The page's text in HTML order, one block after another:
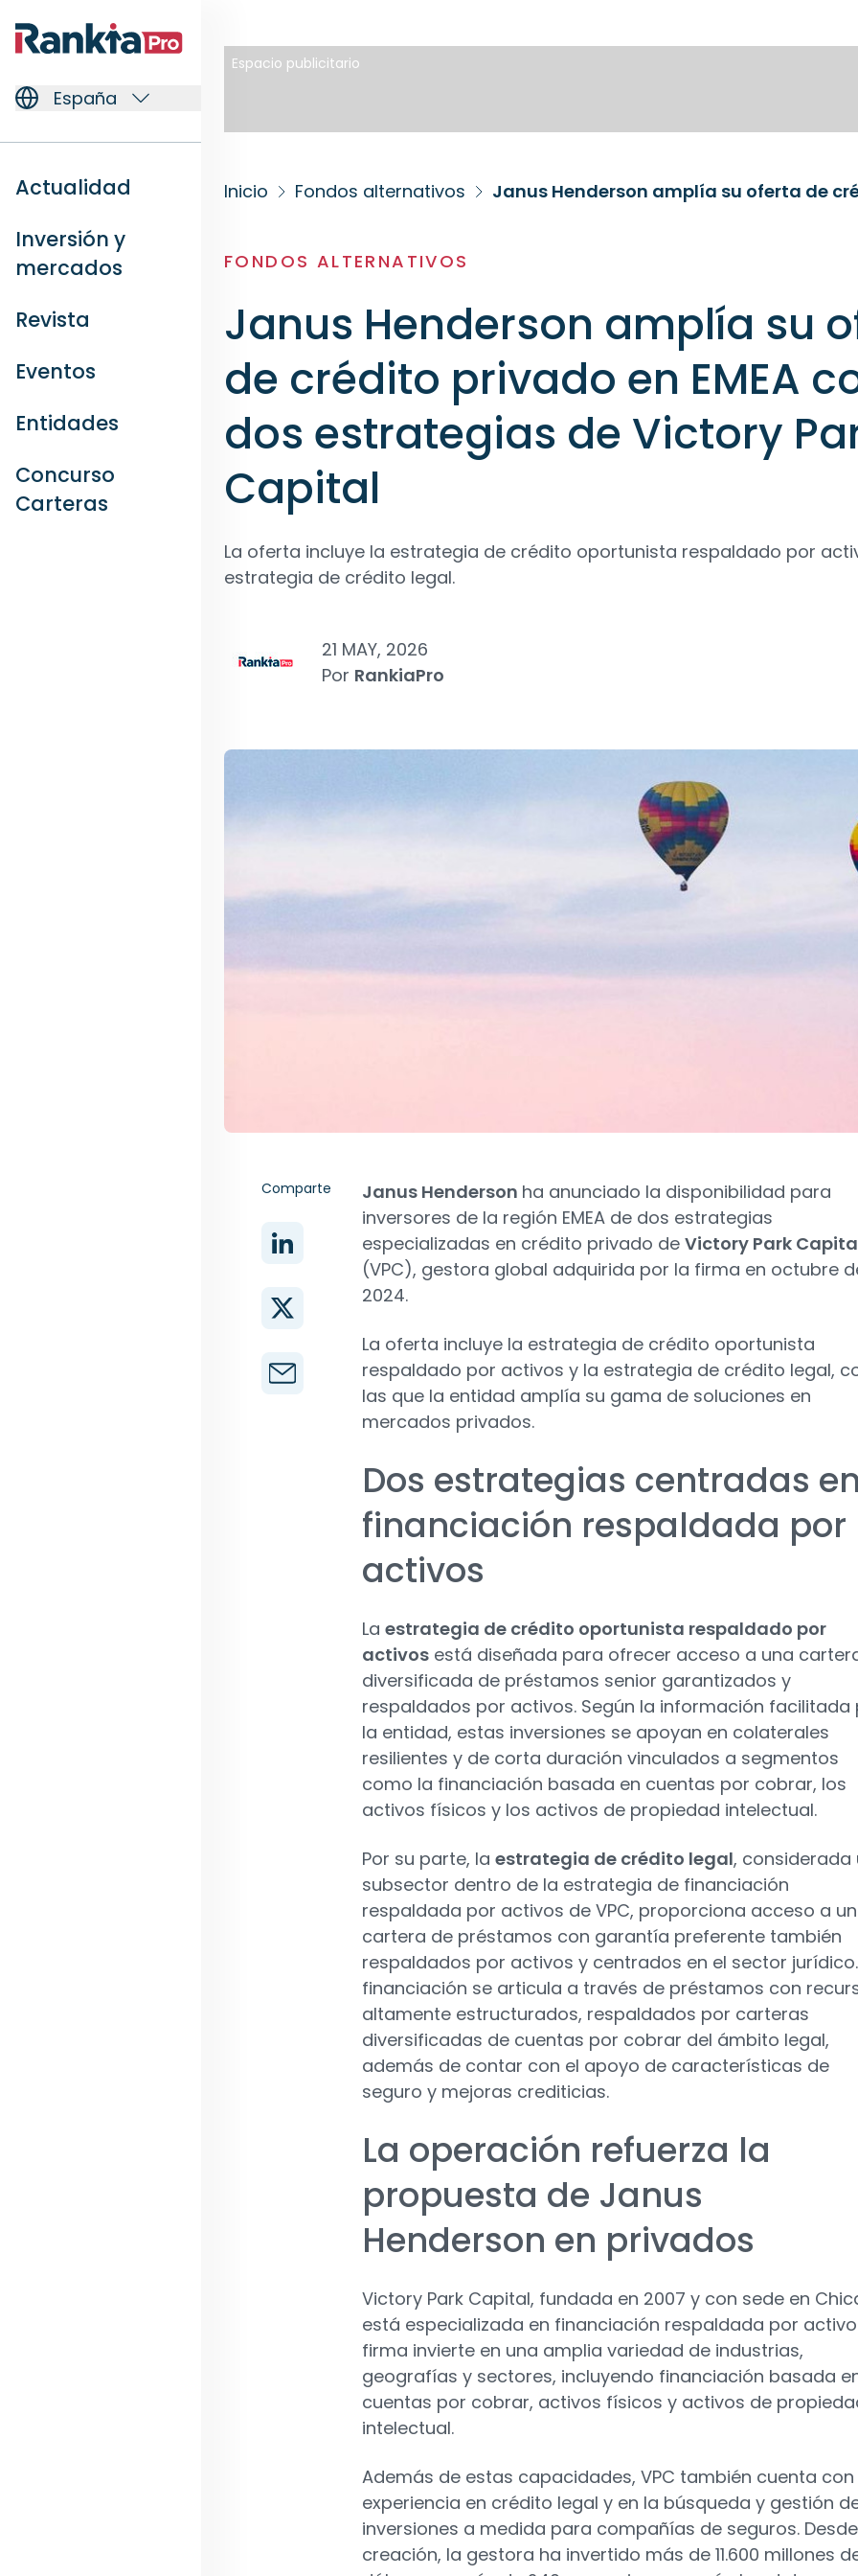
España
Actualidad
Inversión y
mercados
Revista
Eventos
Entidades
Concurso
Carteras
Espacio publicitario
Inicio Fondos alternativos
FONDOS ALTERNATIVOS
Janus Henderson amplía su
de crédito privado en EMEA
dos estrategias de Victory
Capital
La oferta incluye la estrategia de crédito oportunista respaldado por
estrategia de crédito legal.
21 MAY, 2026
Por RankiaPro
Comparte Janus Henderson ha anunciado la disponibilidad para
inversores de la región EMEA de dos estrategias
especializadas en crédito privado de Victory Park
(VPC), gestora global adquirida por la firma en octubre
2024.
La oferta incluye la estrategia de crédito oportunista
respaldado por activos y la estrategia de crédito legal,
las que la entidad amplía su gama de soluciones en
mercados privados.
Dos estrategias centradas en
financiación respaldada por
activos
La estrategia de crédito oportunista respaldado por
activos está diseñada para ofrecer acceso a una
diversificada de préstamos senior garantizados y
respaldados por activos. Según la información facilitada
la entidad, estas inversiones se apoyan en colaterales
resilientes y de corta duración vinculados a segmentos
como la financiación basada en cuentas por cobrar, los
activos físicos y los activos de propiedad intelectual.
Por su parte, la estrategia de crédito legal, considerada
subsector dentro de la estrategia de financiación
respaldada por activos de VPC, proporciona acceso a
cartera de préstamos con garantía preferente también
respaldados por activos y centrados en el sector jurídico.
financiación se articula a través de préstamos con
altamente estructurados, respaldados por carteras
diversificadas de cuentas por cobrar del ámbito legal,
además de contar con el apoyo de características de
seguro y mejoras crediticias.
La operación refuerza la
propuesta de Janus
Henderson en privados
Victory Park Capital, fundada en 2007 y con sede en
está especializada en financiación respaldada por
firma invierte en una amplia variedad de industrias,
geografías y sectores, incluyendo financiación basada
cuentas por cobrar, activos físicos y activos de
intelectual.
Además de estas capacidades, VPC también cuenta con
experiencia en crédito legal y en la búsqueda y gestión
inversiones a medida para compañías de seguros.
creación, la gestora ha invertido más de 11.600 millones